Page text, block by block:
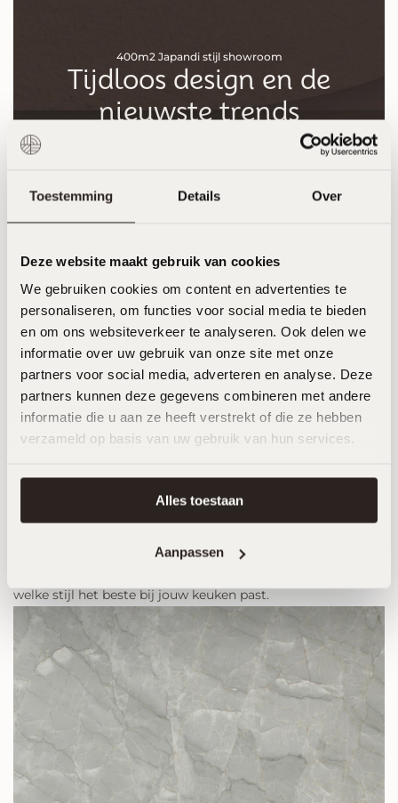
Toestemming Details Over
Deze website maakt gebruik van cookies
We gebruiken cookies om content en advertenties te
personaliseren, om functies voor social media te bieden
en om ons websiteverkeer te analyseren. Ook delen we
informatie over uw gebruik van onze site met onze
partners voor social media, adverteren en analyse. Deze
partners kunnen deze gegevens combineren met andere
informatie die u aan ze heeft verstrekt of die ze hebben
verzameld op basis van uw gebruik van hun services.
Alles toestaan
Aanpassen
Tijdloos design en de
nieuwste trends
Ontdek Eikmeester in onze fonkelnieuwe 400m2
showroom in Roden. Stap binnen en laat je
we jouw keukendromen tot leven.
Keukenbladenmaterialen
Bekijk ook onze andere kwartsiet keukenbladen en ontdek